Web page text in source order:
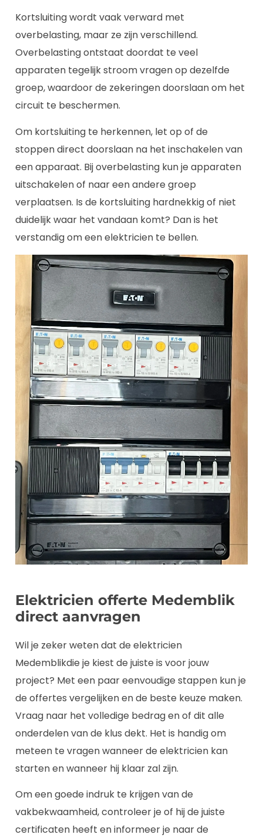
Kortsluiting wordt vaak verward met
overbelasting, maar ze zijn verschillend.
Overbelasting ontstaat doordat te veel
apparaten tegelijk stroom vragen op dezelfde
groep, waardoor de zekeringen doorslaan om het
circuit te beschermen.
Om kortsluiting te herkennen, let op of de
stoppen direct doorslaan na het inschakelen van
een apparaat. Bij overbelasting kun je apparaten
uitschakelen of naar een andere groep
verplaatsen. Is de kortsluiting hardnekkig of niet
duidelijk waar het vandaan komt? Dan is het
verstandig om een elektricien te bellen.
Elektricien offerte Medemblik
direct aanvragen
Wil je zeker weten dat de elektricien
Medemblikdie je kiest de juiste is voor jouw
project? Met een paar eenvoudige stappen kun je
de offertes vergelijken en de beste keuze maken.
Vraag naar het volledige bedrag en of dit alle
onderdelen van de klus dekt. Het is handig om
meteen te vragen wanneer de elektricien kan
starten en wanneer hij klaar zal zijn.
Om een goede indruk te krijgen van de
vakbekwaamheid, controleer je of hij de juiste
certificaten heeft en informeer je naar de